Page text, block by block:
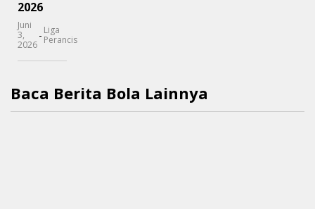
2026
Juni
3,
2026
- Liga
Perancis
Baca Berita Bola Lainnya